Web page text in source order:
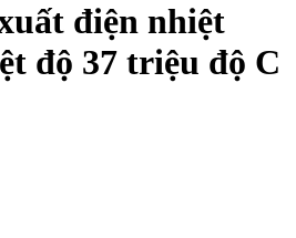
điện nhiệt
độ 37 triệu độ C